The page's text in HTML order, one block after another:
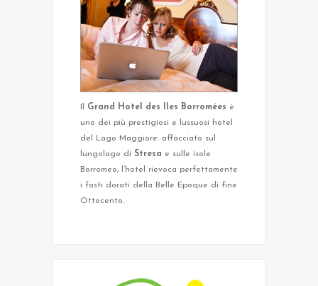
Grand Hotel des Iles Borromées è
uno dei più prestigiosi e lussuosi hotel
del Lago Maggiore: affacciato sul
lungolago di Stresa e sulle isole
Borromeo, l’hotel rievoca perfettamente
i fasti dorati della Belle Epoque di fine
Ottocento.